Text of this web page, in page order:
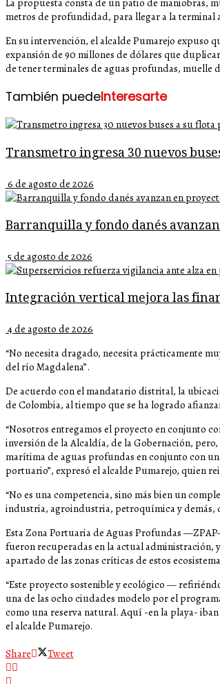
La propuesta consta de un patio de maniobras,
metros de profundidad, para llegar a la terminal
En su intervención, el alcalde Pumarejo expuso
expansión de 90 millones de dólares que
de tener terminales de aguas profundas, muelle
También puedeInteresarte
Transmetro ingresa 30 nuevos
6 de agosto de 2026
Barranquilla y fondo danés
5 de agosto de 2026
Integración vertical mejora las
4 de agosto de 2026
“No necesita dragado, necesita prácticamente
del río Magdalena”.
De acuerdo con el mandatario distrital, la
de Colombia, al tiempo que se ha logrado
“Nosotros entregamos el proyecto en conjunto
inversión de la Alcaldía, de la Gobernación,
marítima de aguas profundas en conjunto con
portuario”, expresó el alcalde Pumarejo, quien
“No es una competencia, sino más bien un
industria, agroindustria, petroquímica y demás,
Esta Zona Portuaria de Aguas Profundas
fueron recuperadas en la actual administración,
apartado de las zonas críticas de estos
“Este proyecto sostenible y ecológico —
una de las ocho ciudades modelo por el
como una reserva natural. Aquí -en la playa-
el alcalde Pumarejo.
Share
Tweet